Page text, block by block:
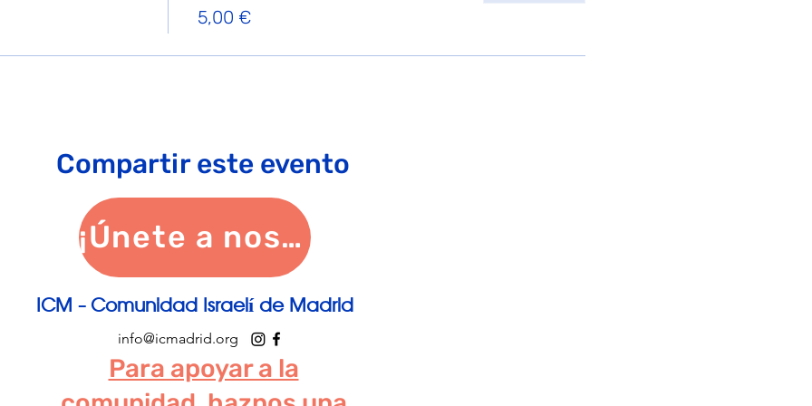
5,00 €
Compartir este evento
¡Únete a nosotros!
info@icmadrid.org
ICM - Comunidad Israelí de Madrid
Para apoyar a la